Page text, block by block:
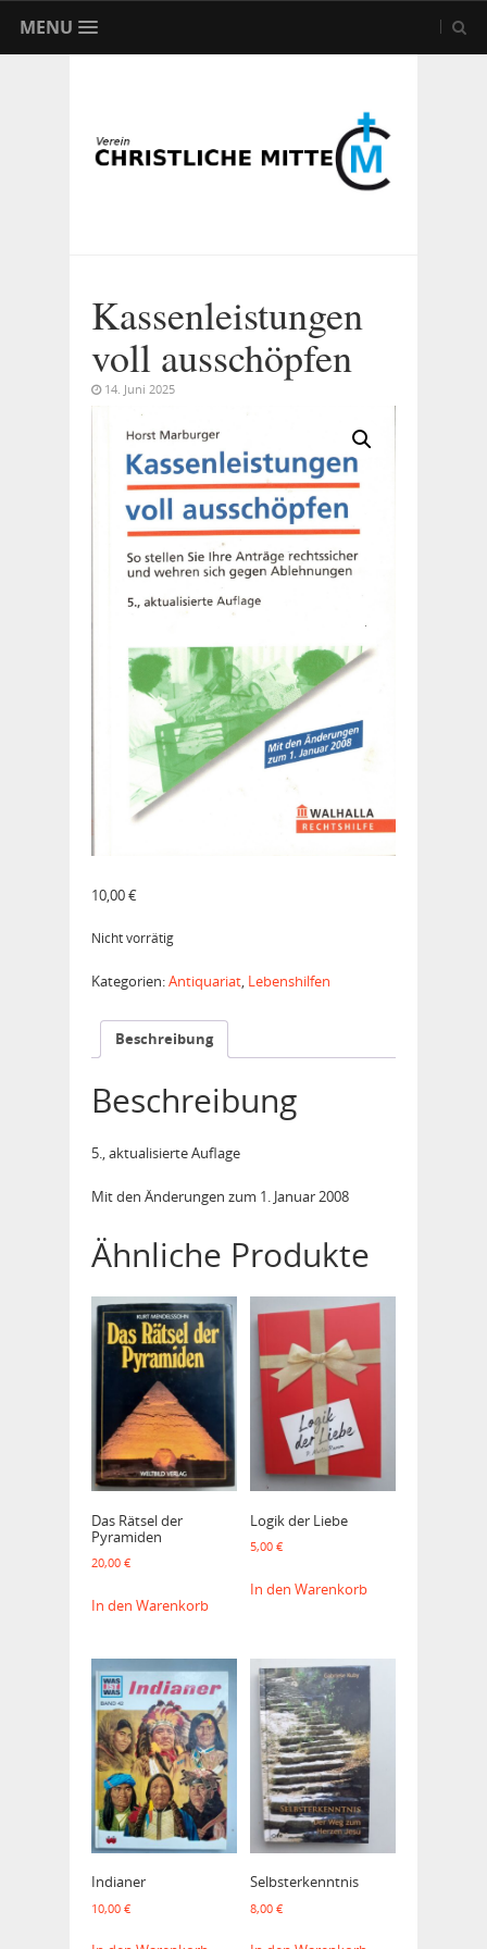
MENU
Kassenleistungen
voll ausschöpfen
14. Juni 2025
10,00€
Nicht vorrätig
Kategorien:Antiquariat, Lebenshilfen
Beschreibung
Beschreibung
5., aktualisierte Auflage
Mit den Änderungen zum 1. Januar 2008
Ähnliche Produkte
Das Rätsel der
Pyramiden
20,00 €
In den Warenkorb
Logik der Liebe
5,00 €
In den Warenkorb
Indianer
10,00 €
Selbsterkenntnis
8,00 €